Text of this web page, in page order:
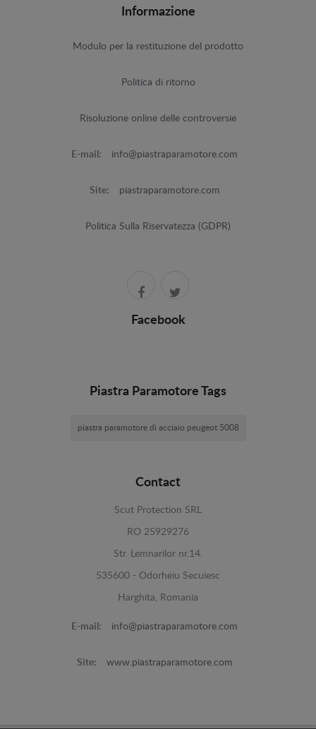
Informazione
Modulo per la restituzione del prodotto
Politica di ritorno
Risoluzione online delle controversie
E-mail: info@piastraparamotore.com
Site: piastraparamotore.com
Politica Sulla Riservatezza (GDPR)
Facebook
Piastra Paramotore Tags
piastra paramotore di acciaio peugeot 5008
Contact
Scut Protection SRL
RO 25929276
Str. Lemnarilor nr.14.
535600 - Odorheiu Secuiesc
Harghita, Romania
E-mail: info@piastraparamotore.com
Site: www.piastraparamotore.com